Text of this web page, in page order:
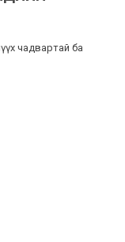
чадвартай ба